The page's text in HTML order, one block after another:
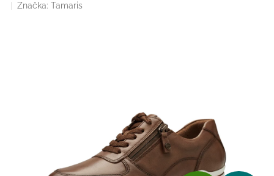
Značka: Tamaris